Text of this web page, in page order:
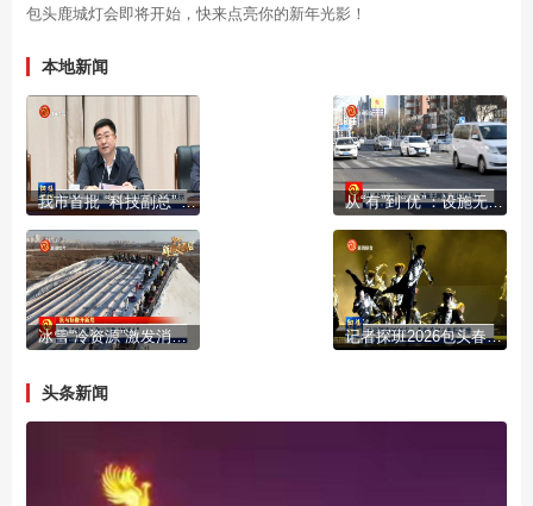
包头鹿城灯会即将开始，快来点亮你的新年光影！
本地新闻
我市首批 “科技副总” “产业教授”进行成果展示 从“有”到“优”：设施无障碍 出行更有爱
冰雪“冷资源”激发消费“热活力” 记者探班2026包头春晚首次大剧院彩排
头条新闻